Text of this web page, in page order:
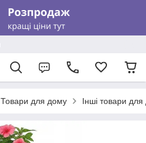
Товари для дому Інші товари